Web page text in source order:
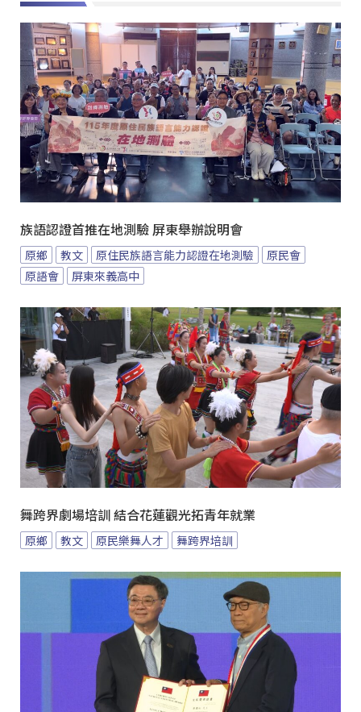
族語認證首推在地測驗 屏東舉辦說明會
原鄉 教文 原住民族語言能力認證在地測驗
原民會
原語會
屏東來義高中
舞跨界劇場培訓 結合花蓮觀光拓青年就業
原鄉 教文 原民樂舞人才 舞跨界培訓